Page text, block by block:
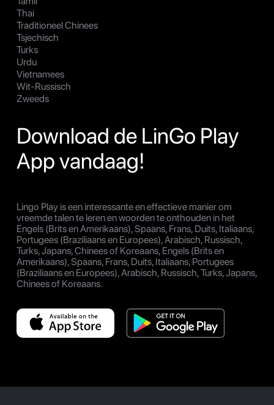
Thai
Traditioneel Chinees
Tsjechisch
Turks
Urdu
Vietnamees
Wit-Russisch
Zweeds
Download de LinGo Play
App vandaag!
Lingo Play is een interessante en effectieve manier om
vreemde talen te leren en woorden te onthouden in het
Engels (Brits en Amerikaans), Spaans, Frans, Duits, Italiaans,
Portugees (Braziliaans en Europees), Arabisch, Russisch,
Turks, Japans, Chinees of Koreaans, Engels (Brits en
Amerikaans), Spaans, Frans, Duits, Italiaans, Portugees
(Braziliaans en Europees), Arabisch, Russisch, Turks, Japans,
Chinees of Koreaans.